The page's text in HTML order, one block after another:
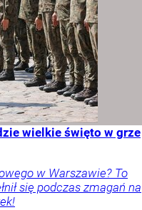
wielkie święto w grze
w Warszawie? To
się podczas zmagań na